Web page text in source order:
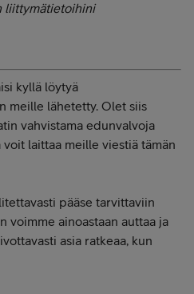
liittymätietoihini
kyllä löytyä
meille lähetetty. Olet siis
vahvistama edunvalvoja
laittaa meille viestiä tämän
pääse tarvittaviin
voimme ainoastaan auttaa ja
asia ratkeaa, kun